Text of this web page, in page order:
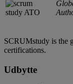
SCRUMstudy is the
certifications.
Udbytte